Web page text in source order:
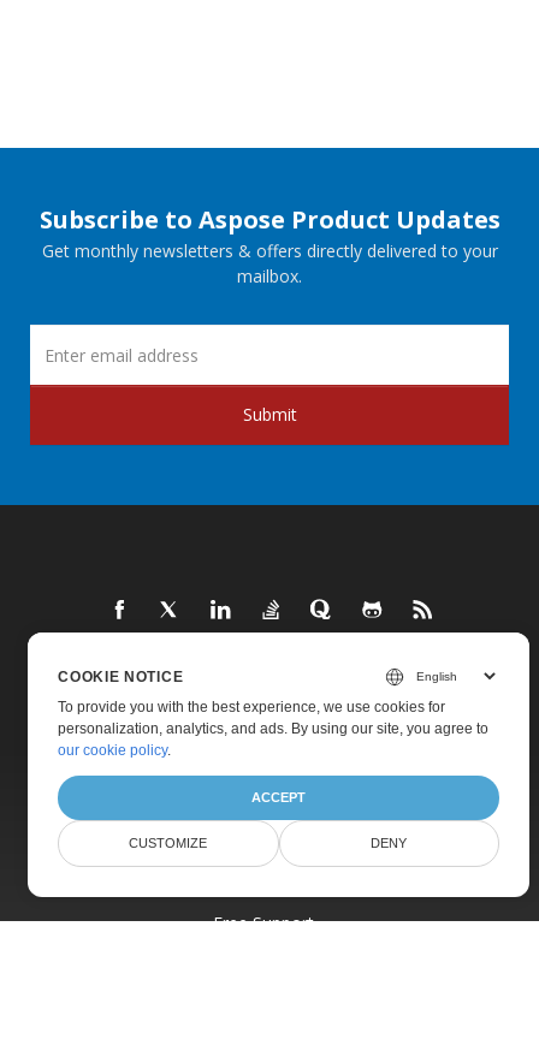
Subscribe to Aspose Product Updates
Get monthly newsletters & offers directly delivered to your
mailbox.
Submit
Home
Products
New Releases
Docs
Free Support
COOKIE NOTICE
To provide you with the best experience, we use cookies for
personalization, analytics, and ads. By using our site, you agree to
our cookie policy.
ACCEPT
CUSTOMIZE DENY